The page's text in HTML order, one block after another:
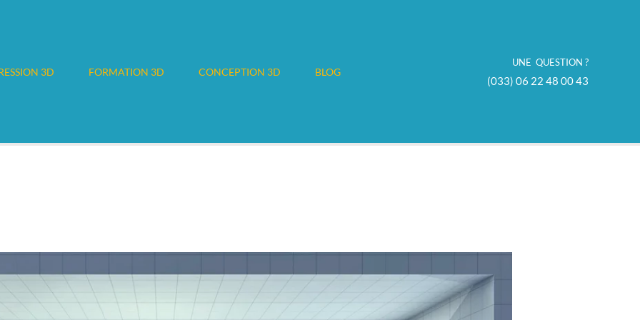
3D FORMATION 3D CONCEPTION 3D BLOG
UNE QUESTION ?
(033) 06 22 48 00 43